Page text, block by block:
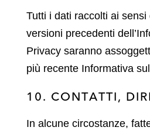
Tutti i dati raccolti ai sensi
versioni precedenti
Privacy saranno
più recente Informativa
10. CONTATTI,
In alcune circostanze,